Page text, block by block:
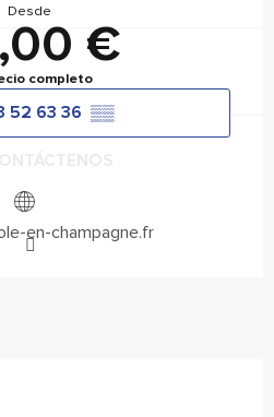
Desde
€
completo
52 63 36 ▒▒
en-champagne.fr